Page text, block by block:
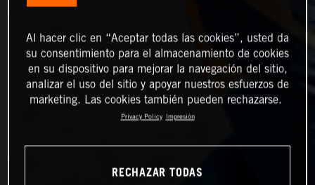
Al hacer clic en “Aceptar todas las cookies”, usted da
su consentimiento para el almacenamiento de cookies
en su dispositivo para mejorar la navegación del sitio,
analizar el uso del sitio y apoyar nuestros esfuerzos de
marketing. Las cookies también pueden rechazarse.
Privacy Policy Impresión
RECHAZAR TODAS